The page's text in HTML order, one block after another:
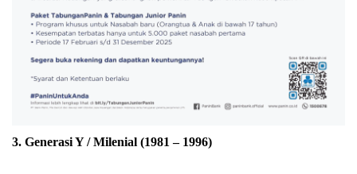
3. Generasi Y / Milenial (1981 – 1996)